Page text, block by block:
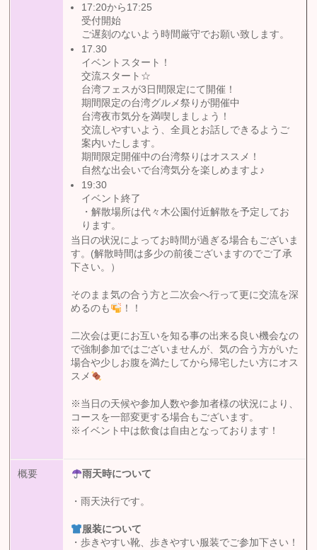
17:20から17:25
受付開始
ご遅刻のないよう時間厳守でお願い致します。
17.30
イベントスタート！
交流スタート☆
台湾フェスが3日間限定にて開催！
期間限定の台湾グルメ祭りが開催中
台湾夜市気分を満喫しましょう！
交流しやすいよう、全員とお話しできるようご
案内いたします。
期間限定開催中の台湾祭りはオススメ！
自然な出会いで台湾気分を楽しめますよ♪
19:30
イベント終了
・解散場所は代々木公園付近解散を予定してお
ります。
当日の状況によってお時間が過ぎる場合もございま
す。(解散時間は多少の前後ございますのでご了承
下さい。）
そのまま気の合う方と二次会へ行って更に交流を深
めるのも
！！
二次会は更にお互いを知る事の出来る良い機会なの
で強制参加ではございませんが、気の合う方がいた
場合や少しお腹を満たしてから帰宅したい方にオス
スメ
※当日の天候や参加人数や参加者様の状況により、
コースを一部変更する場合もございます。
※イベント中は飲食は自由となっております！
概要 雨天時について
・雨天決行です。
服装について
・歩きやすい靴、歩きやすい服装でご参加下さい！